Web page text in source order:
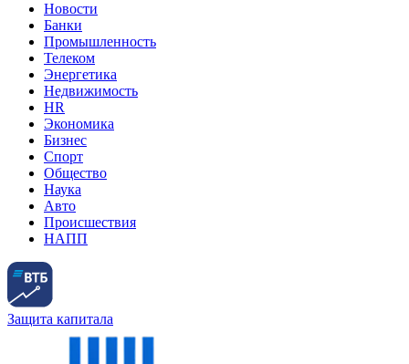
Новости
Банки
Промышленность
Телеком
Энергетика
Недвижимость
HR
Экономика
Бизнес
Спорт
Общество
Наука
Авто
Происшествия
НАПП
Защита капитала